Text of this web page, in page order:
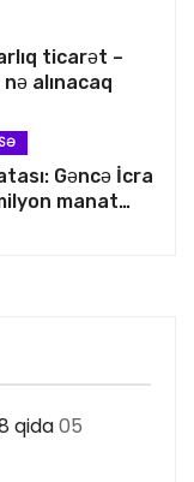
ticarət –
alınacaq
Gəncə İcra
manat
qida05